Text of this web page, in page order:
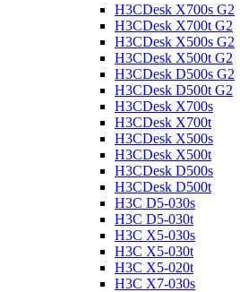
H3CDesk X700s G2
H3CDesk X700t G2
H3CDesk X500s G2
H3CDesk X500t G2
H3CDesk D500s G2
H3CDesk D500t G2
H3CDesk X700s
H3CDesk X700t
H3CDesk X500s
H3CDesk X500t
H3CDesk D500s
H3CDesk D500t
H3C D5-030s
H3C D5-030t
H3C X5-030s
H3C X5-030t
H3C X5-020t
H3C X7-030s